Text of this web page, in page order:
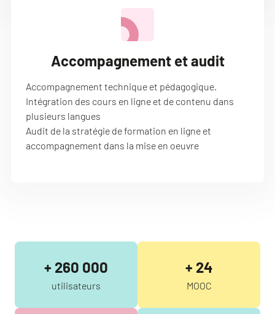
Accompagnement et audit
Accompagnement technique et pédagogique.
Intégration des cours en ligne et de contenu dans
plusieurs langues
Audit de la stratégie de formation en ligne et
accompagnement dans la mise en oeuvre
+ 260 000
utilisateurs
+ 24
MOOC